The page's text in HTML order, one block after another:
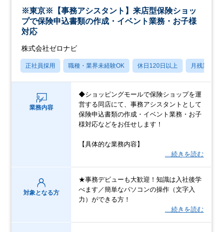
※東京※【事務アシスタント】来店型保険ショッ
プで保険申込書類の作成・イベント業務・お子様
対応
株式会社ゼロナビ
正社員採用 職種・業界未経験OK 休日120日以上 月残業20
業務内容
◆ショッピングモールで保険ショップを運
営する同店にて、事務アシスタントとして
保険申込書類の作成・イベント業務・お子
様対応などをお任せします！
【具体的な業務内容】
…続きを読む
対象となる方
★事務デビューも大歓迎！知識は入社後学
べます／簡単なパソコンの操作（文字入
力）ができる方！
…続きを読む